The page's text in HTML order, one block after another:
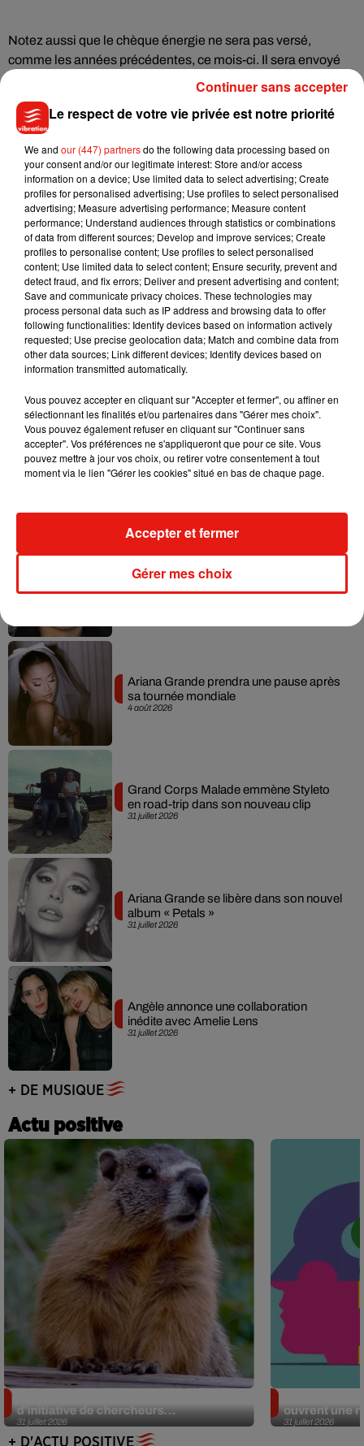
Notez aussi que le chèque énergie ne sera pas versé,
comme les années précédentes, ce mois-ci. Il sera envoyé
au second semestre. Enfin, si vous voulez vous rendre
prochainement au Royaume-Uni, vous devez désormais
faire une demande de visa numérique et vous acquitter de la
modique somme de 12 euros.
Le gaz toujours plus cher !En ce mois d’avril, la commission
de régulation de l’énergie a décidé d’une nouvelle
hausse
+2,17%.
Dans le détail, pour la cuisson et l’eau
chaude, le prix du kWh bondit de 1,76% (0,153 euro). Pour le
chauffage, l’augmentation est de 2,22% (0,1241 euro).
Musique
Benny Blanco invite Selena Gomez et
Becky G sur son nouveau single
Tiny Desk invite Charlie Puth pour une
4 août 2026
Ariana Grande prendra une pause après
sa tournée mondiale
31 juillet 2026
Grand Corps Malade emmène Styleto
en road-trip dans son nouveau clip
31 juillet 2026
Ariana Grande se libère dans son nouvel
album « Petals »
31 juillet 2026
Angèle annonce une collaboration
inédite avec Amelie Lens
+ DE MUSIQUE
Actu positive
31 juillet 2026
d’initiative de chercheurs...
31 juillet 2026
ouvrent une
+ D'ACTU POSITIVE
Le respect de votre vie privée est notre priorité
We and our (447) partnersdo the following data processing based on
your consent and/or our legitimate interest: Store and/or access
information on a device; Use limited data to select advertising; Create
profiles for personalised advertising; Use profiles to select personalised
advertising; Measure advertising performance; Measure content
performance; Understand audiences through statistics or combinations
of data from different sources; Develop and improve services; Create
profiles to personalise content; Use profiles to select personalised
content; Use limited data to select content; Ensure security, prevent and
detect fraud, and fix errors; Deliver and present advertising and content;
Save and communicate privacy choices. These technologies may
process personal data such as IP address and browsing data to offer
following functionalities: Identify devices based on information actively
requested; Use precise geolocation data; Match and combine data from
other data sources; Link different devices; Identify devices based on
information transmitted automatically.
Vous pouvez accepter en cliquant sur "Accepter et fermer", ou affiner en
sélectionnant les finalités et/ou partenaires dans "Gérer mes choix".
Vous pouvez également refuser en cliquant sur "Continuer sans
accepter". Vos préférences ne s'appliqueront que pour ce site. Vous
pouvez mettre à jour vos choix, ou retirer votre consentement à tout
moment via le lien "Gérer les cookies" situé en bas de chaque page.
Gérer mes choix
Accepter et fermer
Continuer sans accepter